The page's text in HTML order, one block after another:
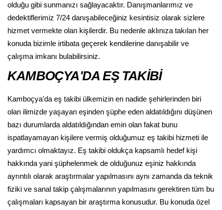
olduğu gibi sunmanızı sağlayacaktır. Danışmanlarımız ve
dedektiflerimiz 7/24 danışabileceğiniz kesintisiz olarak sizlere
hizmet vermekte olan kişilerdir. Bu nedenle aklınıza takılan her
konuda bizimle irtibata geçerek kendilerine danışabilir ve
çalışma imkanı bulabilirsiniz.
KAMBOÇYA'DA EŞ TAKİBİ
Kamboçya'da eş takibi ülkemizin en nadide şehirlerinden biri
olan ilimizde yaşayan eşinden şüphe eden aldatıldığını düşünen
bazı durumlarda aldatıldığından emin olan fakat bunu
ispatlayamayan kişilere vermiş olduğumuz eş takibi hizmeti ile
yardımcı olmaktayız. Eş takibi oldukça kapsamlı hedef kişi
hakkında yani şüphelenmek de olduğunuz eşiniz hakkında
ayrıntılı olarak araştırmalar yapılmasını aynı zamanda da teknik
fiziki ve sanal takip çalışmalarının yapılmasını gerektiren tüm bu
çalışmaları kapsayan bir araştırma konusudur. Bu konuda özel